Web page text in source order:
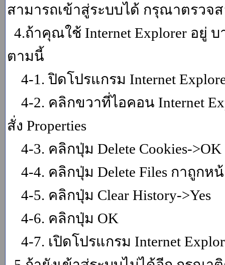
สามารถเข้าสู่ระบบได้ กรุณาตรวจส
4.ถ้าคุณใช้ Internet Explorer อยู่
ตามนี้
4-1. ปิดโปรแกรม Internet
4-2. คลิกขวาที่ไอคอน Internet
สั่ง Properties
4-3. คลิกปุ่ม Delete Cookies->OK
4-4. คลิกปุ่ม Delete Files กาถูกหน้
4-5. คลิกปุ่ม Clear History->Yes
4-6. คลิกปุ่ม OK
4-7. เปิดโปรแกรม Internet